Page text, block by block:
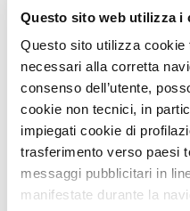
Questo sito web utilizza i
Questo sito utilizza
necessari alla corretta
consenso dell’utente,
cookie non tecnici, in
impiegati cookie di
trasferimento verso paesi
messaggi pubblicitari in
manifestate durante la
Messaggio
«Siamo molto felici –
questo nostro modo di
riconosciuto e apprezzato